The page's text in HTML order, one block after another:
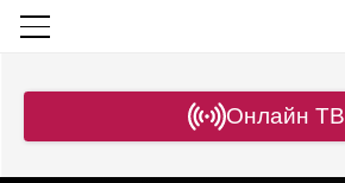
Онлайн ТВ